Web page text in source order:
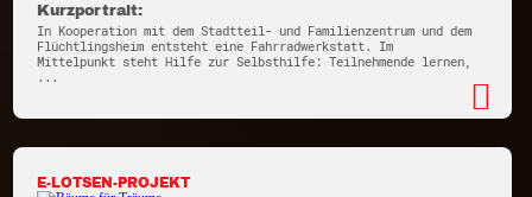
Kurzportrait:
In Kooperation mit dem Stadtteil- und Familienzentrum und dem
Flüchtlingsheim entsteht eine Fahrradwerkstatt. Im
Mittelpunkt steht Hilfe zur Selbsthilfe: Teilnehmende lernen,
...
E-LOTSEN-PROJEKT